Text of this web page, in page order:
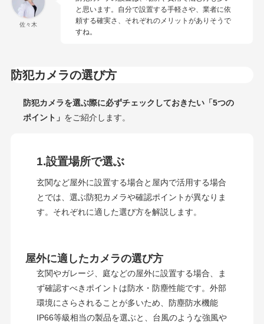
佐々木
と思います。自分で設置する手軽さや、業者に依
頼する確実さ、それぞれのメリットがありそうで
すね。
防犯カメラの選び方
防犯カメラを選ぶ際に必ずチェックしておきたい「5つの
ポイント」 をご紹介します。
1.設置場所で選ぶ
玄関など屋外に設置する場合と屋内で活用する場合
とでは、選ぶ防犯カメラや確認ポイントが異なりま
す。それぞれに適した選び方を解説します。
屋外に適したカメラの選び方
玄関やガレージ、庭などの屋外に設置する場合、ま
ず確認すべきポイントは防水・防塵性能です。外部
環境にさらされることが多いため、防塵防水機能
IP66等級相当の製品を選ぶと、台風のような強風や